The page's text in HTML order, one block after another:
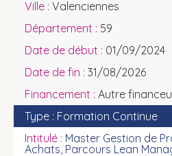
Valenciennes
59
01/09/2024
31/08/2026
Autre
Formation Continue
Master Gestion de
Achats, Parcours Lean